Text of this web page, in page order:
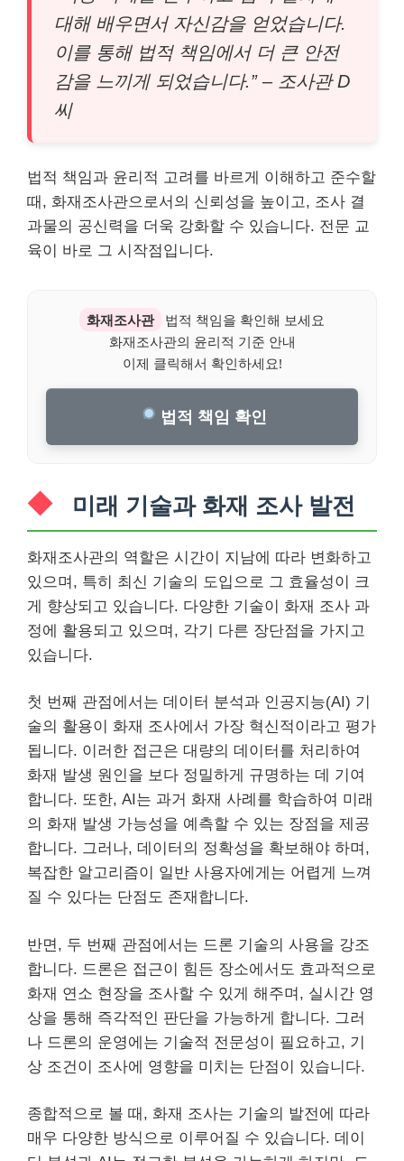
대해 배우면서 자신감을 얻었습니다.
이를 통해 법적 책임에서 더 큰 안전
감을 느끼게 되었습니다.” – 조사관 D
씨
법적 책임과 윤리적 고려를 바르게 이해하고 준수할
때, 화재조사관으로서의 신뢰성을 높이고, 조사 결
과물의 공신력을 더욱 강화할 수 있습니다. 전문 교
육이 바로 그 시작점입니다.
화재조사관
법적 책임을 확인해 보세요
화재조사관의 윤리적 기준 안내
이제 클릭해서 확인하세요!
법적 책임 확인
미래 기술과 화재 조사 발전
화재조사관의 역할은 시간이 지남에 따라 변화하고
있으며, 특히 최신 기술의 도입으로 그 효율성이 크
게 향상되고 있습니다. 다양한 기술이 화재 조사 과
정에 활용되고 있으며, 각기 다른 장단점을 가지고
있습니다.
첫 번째 관점에서는 데이터 분석과 인공지능(AI) 기
술의 활용이 화재 조사에서 가장 혁신적이라고 평가
됩니다. 이러한 접근은 대량의 데이터를 처리하여
화재 발생 원인을 보다 정밀하게 규명하는 데 기여
합니다. 또한, AI는 과거 화재 사례를 학습하여 미래
의 화재 발생 가능성을 예측할 수 있는 장점을 제공
합니다. 그러나, 데이터의 정확성을 확보해야 하며,
복잡한 알고리즘이 일반 사용자에게는 어렵게 느껴
질 수 있다는 단점도 존재합니다.
반면, 두 번째 관점에서는 드론 기술의 사용을 강조
합니다. 드론은 접근이 힘든 장소에서도 효과적으로
화재 연소 현장을 조사할 수 있게 해주며, 실시간 영
상을 통해 즉각적인 판단을 가능하게 합니다. 그러
나 드론의 운영에는 기술적 전문성이 필요하고, 기
상 조건이 조사에 영향을 미치는 단점이 있습니다.
종합적으로 볼 때, 화재 조사는 기술의 발전에 따라
매우 다양한 방식으로 이루어질 수 있습니다. 데이